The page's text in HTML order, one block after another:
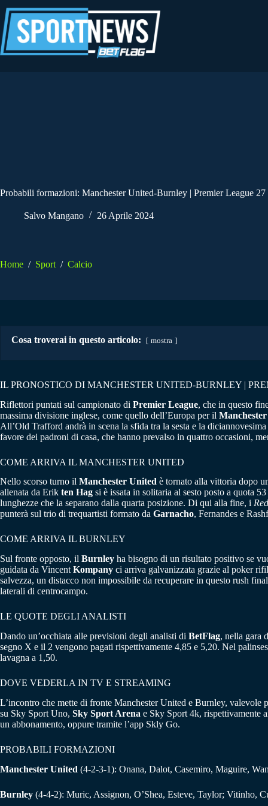
al
contenuto
Probabili formazioni: Manchester United-Burnley | Premier League 27
Salvo Mangano 26 Aprile 2024
Home / Sport / Calcio
Cosa troverai in questo articolo: mostra
IL PRONOSTICO DI MANCHESTER UNITED-BURNLEY |
Riflettori puntati sul campionato di Premier League, che in questo
massima divisione inglese, come quello dell’Europa per il
All’Old Trafford andrà in scena la sfida tra la sesta e la
favore dei padroni di casa, che hanno prevalso in quattro occasioni,
COME ARRIVA IL MANCHESTER UNITED
Nello scorso turno il Manchester United è tornato alla vittoria dopo
allenata da Erik ten Hag si è issata in solitaria al sesto posto a quota
lunghezze che la separano dalla quarta posizione. Di qui alla fine, i
punterà sul trio di trequartisti formato da Garnacho, Fernandes e
COME ARRIVA IL BURNLEY
Sul fronte opposto, il Burnley ha bisogno di un risultato positivo se
guidata da Vincent Kompany ci arriva galvanizzata grazie al poker
salvezza, un distacco non impossibile da recuperare in questo rush
laterali di centrocampo.
LE QUOTE DEGLI ANALISTI
Dando un’occhiata alle previsioni degli analisti di BetFlag, nella gara
segno X e il 2 vengono pagati rispettivamente 4,85 e 5,20. Nel
lavagna a 1,50.
DOVE VEDERLA IN TV E STREAMING
L’incontro che mette di fronte Manchester United e Burnley, valevole
su Sky Sport Uno, Sky Sport Arena e Sky Sport 4k, rispettivamente
un abbonamento, oppure tramite l’app Skly Go.
PROBABILI FORMAZIONI
Manchester United (4-2-3-1): Onana, Dalot, Casemiro, Maguire,
Burnley (4-4-2): Muric, Assignon, O’Shea, Esteve, Taylor; Vitinho,